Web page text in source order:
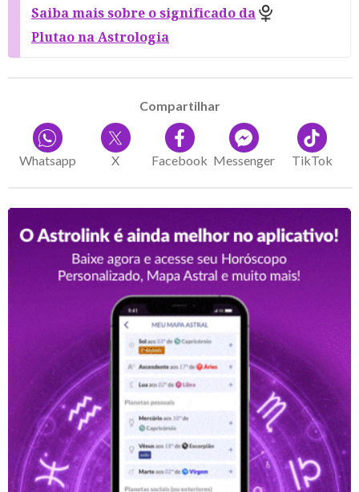
Saiba mais sobre o significado da
Plutao na Astrologia
Compartilhar
Whatsapp X Facebook Messenger TikTok